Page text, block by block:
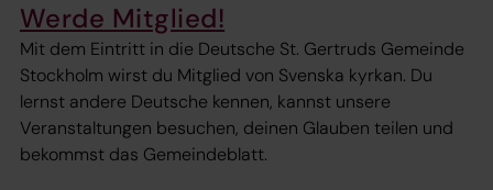
Werde Mitglied!
Mit dem Eintritt in die Deutsche St. Gertruds Gemeinde
Stockholm wirst du Mitglied von Svenska kyrkan. Du
lernst andere Deutsche kennen, kannst unsere
Veranstaltungen besuchen, deinen Glauben teilen und
bekommst das Gemeindeblatt.